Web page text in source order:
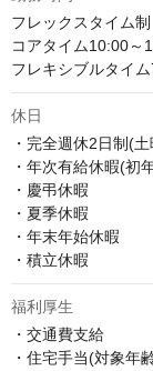
フレックスタイム
コアタイム10:00～
フレキシブルタイ
休日
・完全週休2日制(
・年次有給休暇(初
・慶弔休暇
・夏季休暇
・年末年始休暇
・積立休暇
福利厚生
・交通費支給
・住宅手当(対象年